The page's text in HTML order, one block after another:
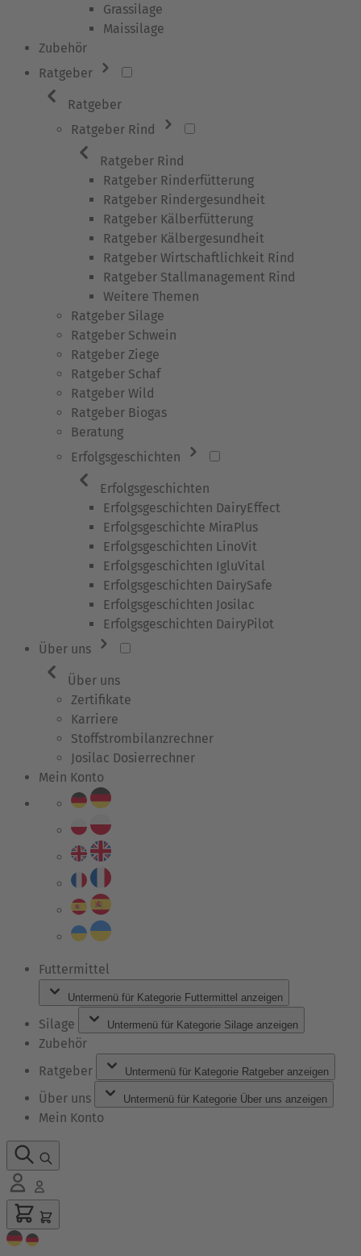
Grassilage
Maissilage
Zubehör
Ratgeber
Ratgeber
Ratgeber Rind
Ratgeber Rind
Ratgeber Rinderfütterung
Ratgeber Rindergesundheit
Ratgeber Kälberfütterung
Ratgeber Kälbergesundheit
Ratgeber Wirtschaftlichkeit Rind
Ratgeber Stallmanagement Rind
Weitere Themen
Ratgeber Silage
Ratgeber Schwein
Ratgeber Ziege
Ratgeber Schaf
Ratgeber Wild
Ratgeber Biogas
Beratung
Erfolgsgeschichten
Erfolgsgeschichten
Erfolgsgeschichten DairyEffect
Erfolgsgeschichte MiraPlus
Erfolgsgeschichten LinoVit
Erfolgsgeschichten IgluVital
Erfolgsgeschichten DairySafe
Erfolgsgeschichten Josilac
Erfolgsgeschichten DairyPilot
Über uns
Über uns
Zertifikate
Karriere
Stoffstrombilanzrechner
Josilac Dosierrechner
Mein Konto
Futtermittel
Untermenü für Kategorie Futtermittel anzeigen
Silage Untermenü für Kategorie Silage anzeigen
Zubehör
Ratgeber
Untermenü für Kategorie Ratgeber anzeigen
Über uns Untermenü für Kategorie Über uns anzeigen
Mein Konto